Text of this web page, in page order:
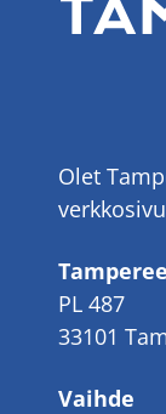
Olet
PL 487
33101
Vaihde